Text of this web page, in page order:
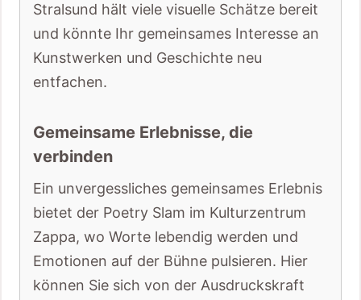
Stralsund hält viele visuelle Schätze bereit
und könnte Ihr gemeinsames Interesse an
Kunstwerken und Geschichte neu
entfachen.
Gemeinsame Erlebnisse, die
verbinden
Ein unvergessliches gemeinsames Erlebnis
bietet der Poetry Slam im Kulturzentrum
Zappa, wo Worte lebendig werden und
Emotionen auf der Bühne pulsieren. Hier
können Sie sich von der Ausdruckskraft